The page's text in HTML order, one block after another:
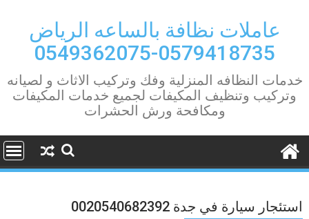
contentعاملات نظافة بالساعه الرياض
0579418735-0549362075
خدمات النظافه المنزلية وفك وتركيب الاثاث و لصيانه
وتركيب وتنظيف المكيفات لجميع خدمات المكيفات
ومكافحة ورش الحشرات
استئجار سيارة في جدة 0020540682392